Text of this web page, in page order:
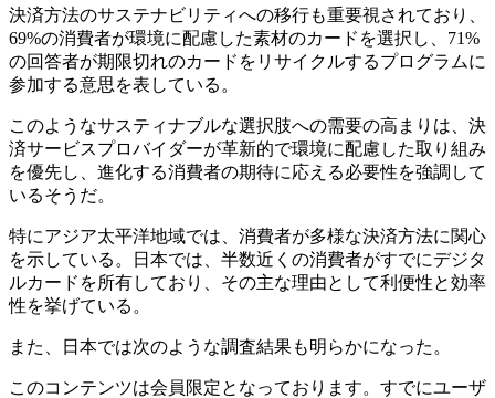
決済方法のサステナビリティへの移行も重要視されており、
69%の消費者が環境に配慮した素材のカードを選択し、71%
の回答者が期限切れのカードをリサイクルするプログラムに
参加する意思を表している。
このようなサスティナブルな選択肢への需要の高まりは、決
済サービスプロバイダーが革新的で環境に配慮した取り組み
を優先し、進化する消費者の期待に応える必要性を強調して
いるそうだ。
特にアジア太平洋地域では、消費者が多様な決済方法に関心
を示している。日本では、半数近くの消費者がすでにデジタ
ルカードを所有しており、その主な理由として利便性と効率
性を挙げている。
また、日本では次のような調査結果も明らかになった。
このコンテンツは会員限定となっております。すでにユーザ